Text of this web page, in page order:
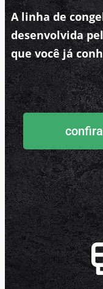
A linha de
desenvolvida
que você já